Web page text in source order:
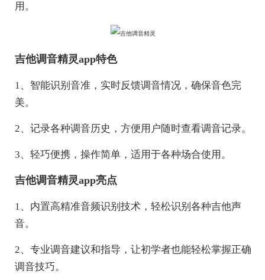
用。
吉他调音精灵app特色
1、智能识别音准，实时反馈调音情况，确保音色完
美。
2、记录各种调音历史，方便用户随时查看调音记录。
3、轻巧便携，操作简单，适用于各种场合使用。
吉他调音精灵app亮点
1、内置高精准音频识别技术，轻松识别各种吉他声
音。
2、专业调音建议和指导，让初学者也能轻松掌握正确
调音技巧。